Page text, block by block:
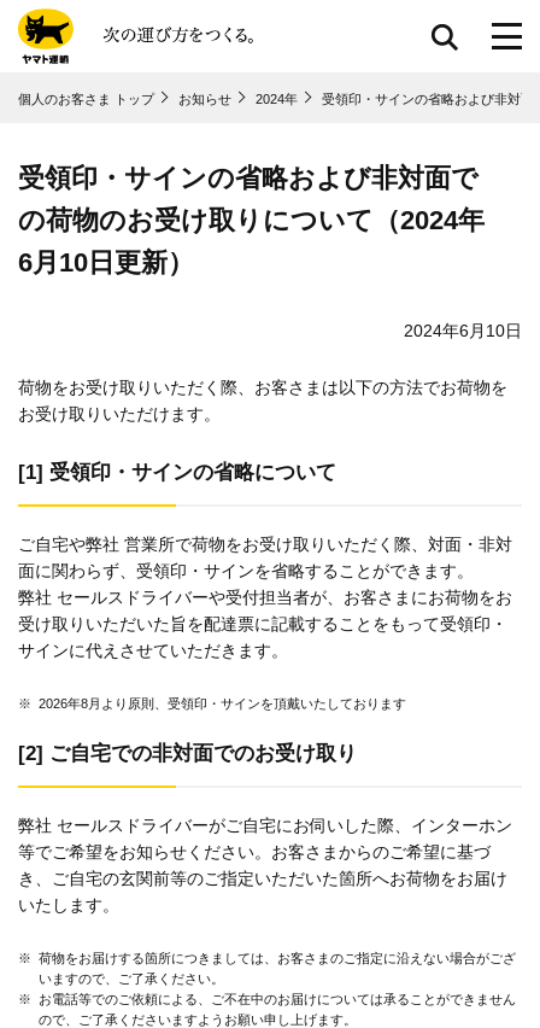
ページ本⽂に移動
個人のお客さま トップ お知らせ 2024年 受領印・サインの省略および非対
受領印・サインの省略および非対面で
の荷物のお受け取りについて（2024年
6月10日更新）
2024年6月10日
荷物をお受け取りいただく際、お客さまは以下の方法でお荷物を
お受け取りいただけます。
[1] 受領印・サインの省略について
ご自宅や弊社 営業所で荷物をお受け取りいただく際、対面・非対
面に関わらず、受領印・サインを省略することができます。
弊社 セールスドライバーや受付担当者が、お客さまにお荷物をお
受け取りいただいた旨を配達票に記載することをもって受領印・
サインに代えさせていただきます。
※ 2026年8月より原則、受領印・サインを頂戴いたしております
[2] ご自宅での非対面でのお受け取り
弊社 セールスドライバーがご自宅にお伺いした際、インターホン
等でご希望をお知らせください。お客さまからのご希望に基づ
き、ご自宅の玄関前等のご指定いただいた箇所へお荷物をお届け
いたします。
※ 荷物をお届けする箇所につきましては、お客さまのご指定に沿えない場合がござ
いますので、ご了承ください。
※
お電話等でのご依頼による、ご不在中のお届けについては承ることができません
ので、ご了承くださいますようお願い申し上げます。